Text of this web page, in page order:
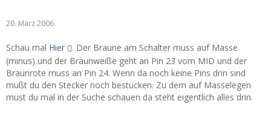
20. März 2006
Schau mal Hier
. Der Braune am Schalter muss auf Masse
(minus) und der Braunweiße geht an Pin 23 vom MID und der
Braunrote muss an Pin 24. Wenn da noch keine Pins drin sind
mußt du den Stecker noch bestücken. Zu dem auf Masselegen
must du mal in der Suche schauen da steht eigentlich alles drin.